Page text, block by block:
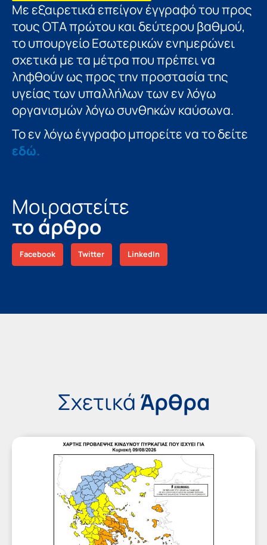
Με εξαιρετικά επείγον έγγραφό του προς
τους ΟΤΑ πρώτου και δεύτερου βαθμού,
το υπουργείο Εσωτερικών ενημερώνει
σχετικά με τα μέτρα που πρέπει να
ληφθούν ως προς την προστασία της
υγείας των υπαλλήλων των εν λόγω
οργανισμών λόγω συνθηκών καύσωνα.
Το εν λόγω έγγραφο μπορείτε να το δείτε
εδώ.
Μοιραστείτε
το άρθρο
Facebook Twitter LinkedIn
Σχετικά Άρθρα